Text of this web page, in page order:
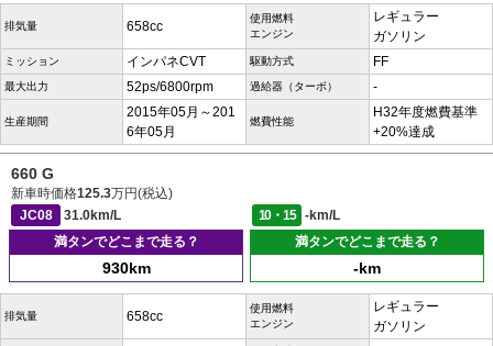
排気量 658cc
使用燃料
エンジン
レギュラー
ガソリン
ミッション インパネCVT 駆動方式 FF
最大出力 52ps/6800rpm 過給器（ターボ） -
生産期間
2015年05月～201
6年05月
燃費性能
H32年度燃費基準
+20%達成
660 G
新車時価格125.3万円(税込)
JC08
31.0km/L 10・15
-km/L
満タンでどこまで走る？
930km
満タンでどこまで走る？
-km
排気量 658cc
使用燃料
エンジン
レギュラー
ガソリン